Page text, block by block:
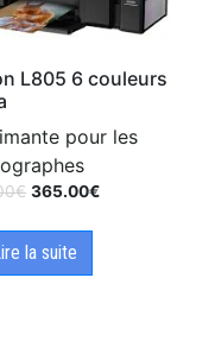
L805 6 couleurs
pour les
€ 365.00€
la suite